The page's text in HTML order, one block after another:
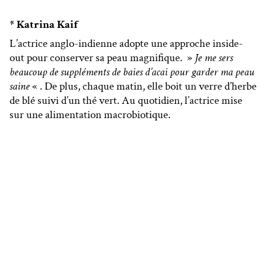
* Katrina Kaif
L’actrice anglo-indienne adopte une approche inside-
out pour conserver sa peau magnifique. » Je me sers
beaucoup de suppléments de baies d’acai pour garder ma peau
saine« . De plus, chaque matin, elle boit un verre d’herbe
deblé suivi d’un thé vert. Au quotidien, l’actrice mise
sur une alimentation macrobiotique.